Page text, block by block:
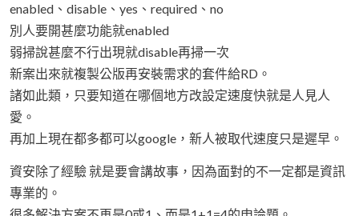
enabled、disable、yes、required、no
別人要開甚麼功能就enabled
弱掃說甚麼不行出現就disable再掃一次
新案出來就複製公版再安裝需求的套件給RD。
諸如此類，只要知道在哪個地方改設定速度快就是人見人
愛。
再加上現在都多都可以google，新人被取代速度只是遲早。
資安除了經驗 就是要會講故事，因為面對的不一定都是資訊
專業的。